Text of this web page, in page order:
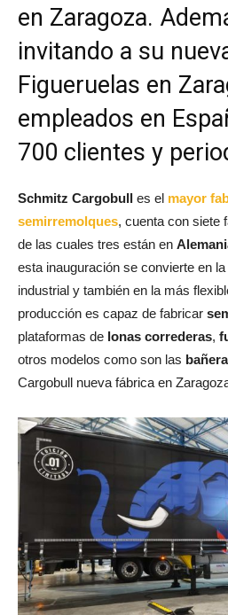
en Zaragoza.
invitando a su
Figueruelas en
empleados en
700 clientes y
Schmitz Cargobull es el mayor
semirremolques, cuenta con siete
de las cuales tres están en
esta inauguración se convierte en
industrial y también en la más
producción es capaz de fabricar
plataformas de lonas correderas,
otros modelos como son las
Cargobull nueva fábrica en